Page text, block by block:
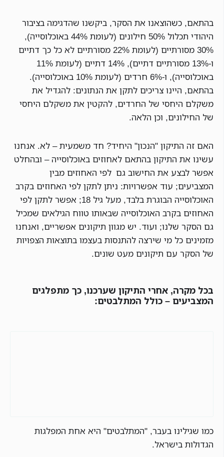
בהתאם, כשהוצאנו את הסקר, ביקשנו שהדגימה בציבור
היהודי תכלול 50% חילונים (לעומת 44% באוכלוסייה),
30% מסורתיים (לעומת 22% מסורתיים לא כל כך דתיים
ו-13% מסורתיים דתיים), 14% דתיים (לעומת 11%
באוכלוסייה), ו-6% חרדים (לעומת 10% באוכלוסייה).
בהתאם, היינו צריכים לתקן את הנתונים: להגדיל את
משקלם היחסי של החרדים, להקטין את משקלם היחסי
של החילונים, וכן הלאה.
האם זה התיקון "הנכון" היחיד? חד משמעית – לא. אנחנו
עשינו את התיקון בהתאם לאחוזים באוכלוסייה – ובהחלט
אפשר לבצע את החישוב גם לפי האחוזים מבין
המצביעים; עוד אפשרויות: ניתן לתקן לפי האחוזים בקרב
האוכלוסייה הבוגרת בלבד, מעל גיל 18; אפשר לתקן לפי
האחוזים בקרב האוכלוסייה שבאותו טווח הגילאים שמכיל
גם הסקר שלנו; ועוד. יש מגוון תיקונים אפשריים, ואנחנו
מזמינים כל מי שירצה להתנסות בעצמו בתוצאות הצפויות
של הסקר עם תיקונים מעט שונים.
בכל מקרה, אחרי התיקון שערכנו, כך מתפלגים
המצביעים – כולל המתלבטים:
כמו שגילינו בעבר, "המתלבטים" היא אחת המפלגות
הגדולות בישראל.